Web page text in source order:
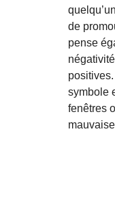
de
pense
symbole
fenêtres